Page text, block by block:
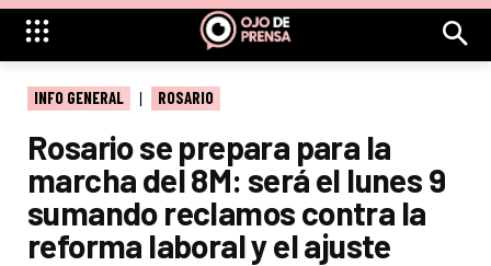
INFO GENERAL ROSARIO
Rosario se prepara para la
marcha del 8M: será el lunes 9
sumando reclamos contra la
reforma laboral y el ajuste